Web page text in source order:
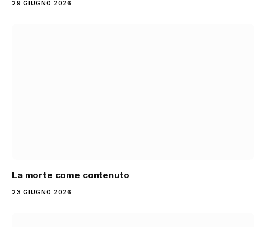
29 GIUGNO 2026
La morte come contenuto
23 GIUGNO 2026